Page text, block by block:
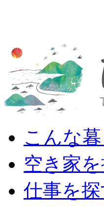
こんな
空き家
仕事を探